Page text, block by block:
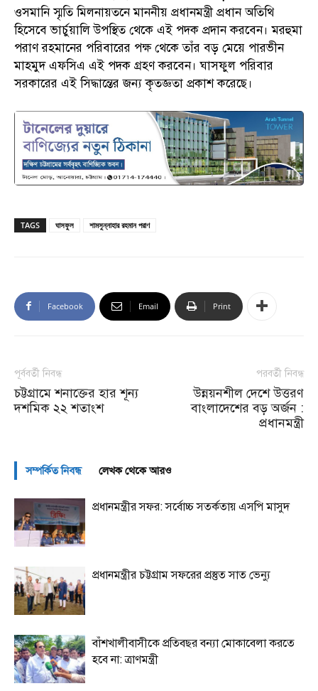
ওসমানি স্মৃতি মিলনায়তনে মাননীয় প্রধানমন্ত্রী প্রধান অতিথি
হিসেবে ভার্চুয়ালি উপস্থিত থেকে এই পদক প্রদান করবেন। মরহুমা
পরাণ রহমানের পরিবারের পক্ষ থেকে তাঁর বড় মেয়ে পারভীন
মাহমুদ এফসিএ এই পদক গ্রহণ করবেন। ঘাসফুল পরিবার
সরকারের এই সিদ্ধান্তের জন্য কৃতজ্ঞতা প্রকাশ করেছে।
TAGS ঘাসফুল শামসুন্নাহার রহমান পরাণ
Facebook Email Print
পূর্ববর্তী নিবন্ধ
চট্টগ্রামে শনাক্তের হার শূন্য
দশমিক ২২ শতাংশ
পরবর্তী নিবন্ধ
উন্নয়নশীল দেশে উত্তরণ
বাংলাদেশের বড় অর্জন :
প্রধানমন্ত্রী
সম্পর্কিত নিবন্ধ লেখক থেকে আরও
প্রধানমন্ত্রীর সফর: সর্বোচ্চ সতর্কতায় এসপি মাসুদ
প্রধানমন্ত্রীর চট্টগ্রাম সফরের প্রস্তুত সাত ভেন্যু
বাঁশখালীবাসীকে প্রতিবছর বন্যা মোকাবেলা করতে
হবে না: ত্রাণমন্ত্রী